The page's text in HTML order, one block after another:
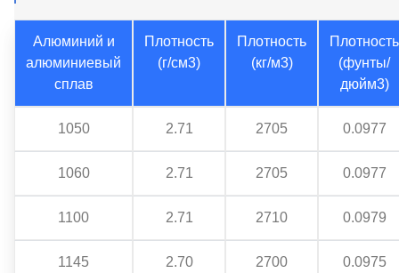
Алюминий и
алюминиевый
сплав
Плотность
(г/см3)
Плотность
(кг/м3)
Плотность
(фунты/
дюйм3)
1050 2.71 2705 0.0977
1060 2.71 2705 0.0977
1100 2.71 2710 0.0979
1145 2.70 2700 0.0975